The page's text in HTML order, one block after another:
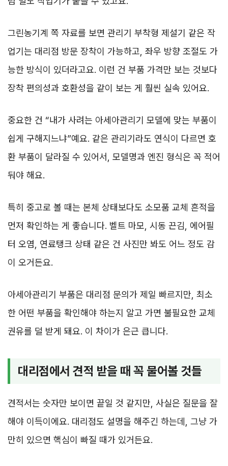
그린농기계 쪽 자료를 보면 관리기 부착형 제설기 같은 작
업기는 대리점 방문 장착이 가능하고, 좌우 방향 조절도 가
능한 방식이 있더라고요. 이런 건 부품 가격만 보는 것보다
장착 편의성과 호환성을 같이 보는 게 훨씬 실속 있어요.
중요한 건 “내가 사려는 아세아관리기 모델에 맞는 부품이
쉽게 구해지느냐”예요. 같은 관리기라도 연식이 다르면 호
환 부품이 달라질 수 있어서, 모델명과 엔진 형식은 꼭 적어
둬야 해요.
특히 중고로 볼 때는 본체 상태보다도 소모품 교체 흔적을
먼저 확인하는 게 좋습니다. 벨트 마모, 시동 끈김, 에어필
터 오염, 연료탱크 상태 같은 건 사진만 봐도 어느 정도 감
이 오거든요.
아세아관리기 부품은 대리점 문의가 제일 빠르지만, 최소
한 어떤 부품을 확인해야 하는지 알고 가면 불필요한 교체
권유를 덜 받게 돼요. 이 차이가 은근 큽니다.
대리점에서 견적 받을 때 꼭 물어볼 것들
견적서는 숫자만 보이면 끝일 것 같지만, 사실은 질문을 잘
해야 이득이에요. 대리점도 설명을 해주긴 하는데, 그냥 가
만히 있으면 핵심이 빠질 때가 있거든요.